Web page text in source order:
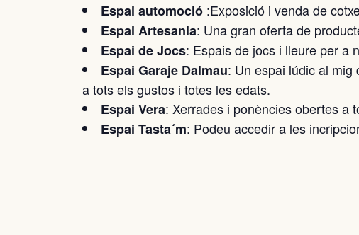
Espai automoció :Exposició i venda de
Espai Artesania: Una gran oferta de
Espai de Jocs: Espais de jocs i lleure per a
Espai Garaje Dalmau: Un espai lúdic al mig
a tots els gustos i totes les edats.
Espai Vera: Xerrades i ponències obertes a
Espai Tasta´m: Podeu accedir a les